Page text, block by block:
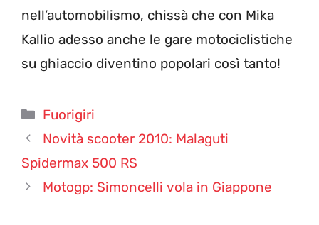
nell’automobilismo, chissà che con Mika
Kallio adesso anche le gare motociclistiche
su ghiaccio diventino popolari così tanto!
Categorie
Fuorigiri
Novità scooter 2010: Malaguti
Spidermax 500 RS
Motogp: Simoncelli vola in Giappone